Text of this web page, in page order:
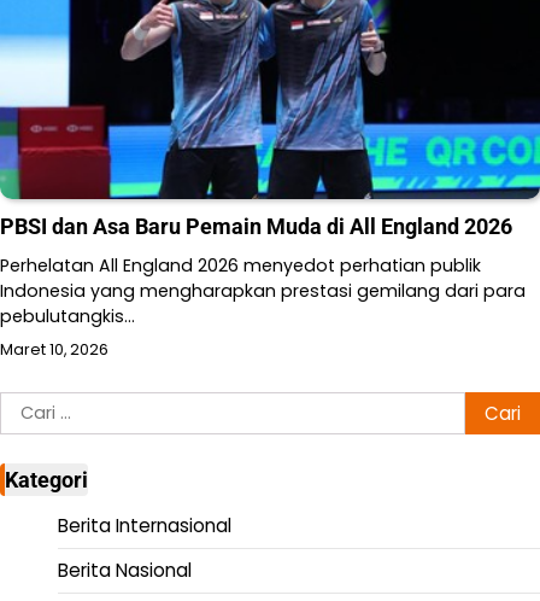
PBSI dan Asa Baru Pemain Muda di All England 2026
Perhelatan All England 2026 menyedot perhatian publik
Indonesia yang mengharapkan prestasi gemilang dari para
pebulutangkis…
Maret 10, 2026
Cari
untuk:
Kategori
Berita Internasional
Berita Nasional